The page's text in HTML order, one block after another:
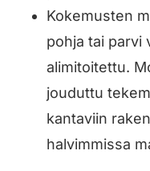
Kokemusten
pohja tai parvi
alimitoitettu.
jouduttu
kantaviin
halvimmissa